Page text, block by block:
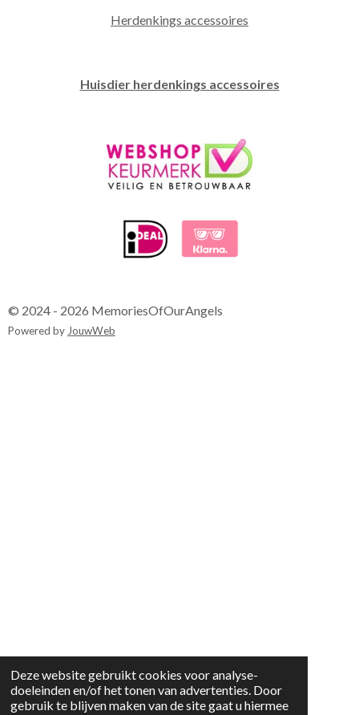
Deze website gebruikt cookies voor analyse-
doeleinden en/of het tonen van advertenties. Door
gebruik te blijven maken van de site gaat u hiermee
Herdenkings accessoires
Huisdier herdenkings accessoires
© 2024 - 2026 MemoriesOfOurAngels
Powered byJouwWeb